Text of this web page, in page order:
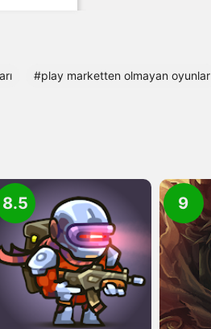
#play marketten olmayan oyunlar
8.5 9